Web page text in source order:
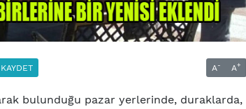
KAYDET A- A+
bulunduğu pazar yerlerinde, duraklarda,